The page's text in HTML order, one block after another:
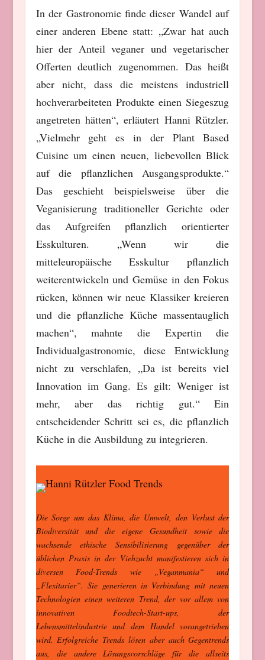
In der Gastronomie finde dieser Wandel auf
einer anderen Ebene statt: „Zwar hat auch
hier der Anteil veganer und vegetarischer
Offerten deutlich zugenommen. Das heißt
aber nicht, dass die meistens industriell
hochverarbeiteten Produkte einen Siegeszug
angetreten hätten“, erläutert Hanni Rützler.
„Vielmehr geht es in der Plant Based
Cuisine um einen neuen, liebevollen Blick
auf die pflanzlichen Ausgangsprodukte.“
Das geschieht beispielsweise über die
Veganisierung traditioneller Gerichte oder
das Aufgreifen pflanzlich orientierter
Esskulturen. „Wenn wir die
mitteleuropäische Esskultur pflanzlich
weiterentwickeln und Gemüse in den Fokus
rücken, können wir neue Klassiker kreieren
und die pflanzliche Küche massentauglich
machen“, mahnte die Expertin die
Individualgastronomie, diese Entwicklung
nicht zu verschlafen, „Da ist bereits viel
Innovation im Gang. Es gilt: Weniger ist
mehr, aber das richtig gut.“ Ein
entscheidender Schritt sei es, die pflanzlich
Küche in die Ausbildung zu integrieren.
Die Sorge um das Klima, die Umwelt, den Verlust der
Biodiversität und die eigene Gesundheit sowie die
wachsende ethische Sensibilisierung gegenüber der
üblichen Praxis in der Viehzucht manifestieren sich in
diversen Food-Trends wie „Veganmania“ und
„Flexitarier“. Sie generieren in Verbindung mit neuen
Technologien einen weiteren Trend, der vor allem von
innovativen Foodtech-Start-ups, der
Lebensmittelindustrie und dem Handel vorangetrieben
wird. Erfolgreiche Trends lösen aber auch Gegentrends
aus, die andere Lösungsvorschläge für die allseits